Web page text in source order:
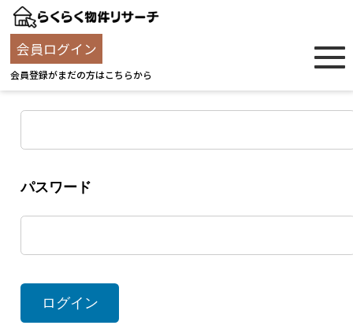
会員ログイン
会員登録がまだの方はこちらから
ユーザー名
パスワード